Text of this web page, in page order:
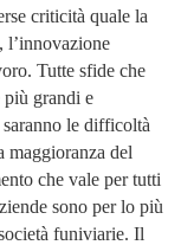
criticità quale la
l’innovazione
Tutte sfide che
più grandi e
le difficoltà
maggioranza del
che vale per tutti
sono per lo più
funiviarie. Il